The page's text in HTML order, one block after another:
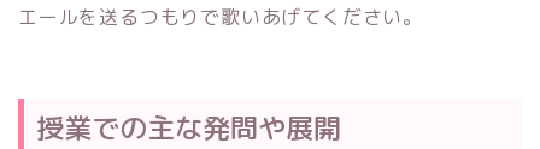
エールを送るつもりで歌いあげてください。
授業での主な発問や展開